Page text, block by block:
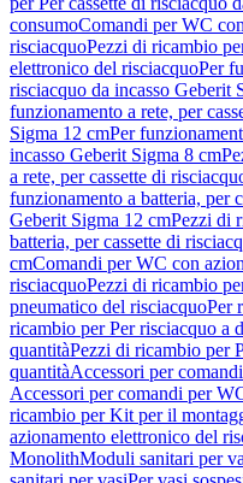
consumoComandi per WC
risciacquoPezzi di ricambio
elettronico del risciacquoPer
risciacquo da incasso Geberit
funzionamento a rete, per
Sigma 12 cmPer
incasso Geberit Sigma 8 cm
a rete, per cassette di
funzionamento a batteria, per
Geberit Sigma 12 cmPezzi di
batteria, per cassette di
cmComandi per WC con
risciacquoPezzi di ricambio
pneumatico del risciacquoPer
ricambio per Per risciacquo a
quantitàPezzi di ricambio per
quantitàAccessori per
Accessori per comandi per
ricambio per Kit per il
azionamento elettronico del
MonolithModuli sanitari per